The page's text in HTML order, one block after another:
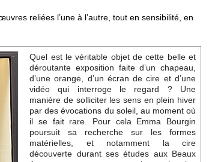
reliées l’une à l’autre, tout en sensibilité, en
Quel est le véritable objet de cette belle et
déroutante exposition faite d’un chapeau,
d’une orange, d’un écran de cire et d’une
vidéo qui interroge le regard ? Une
manière de solliciter les sens en plein hiver
par des évocations du soleil, au moment où
il se fait rare. Pour cela Emma Bourgin
poursuit sa recherche sur les formes
matérielles, et notamment la cire
découverte durant ses études aux Beaux